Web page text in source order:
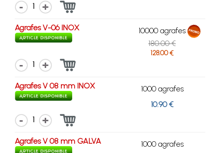
1
Agrafes V-06 INOX
10000 agrafes
180.00 €
128.00 €
1
Agrafes V 08 mm INOX
1000 agrafes
10.90 €
1
Agrafes V 08 mm GALVA
1000 agrafes